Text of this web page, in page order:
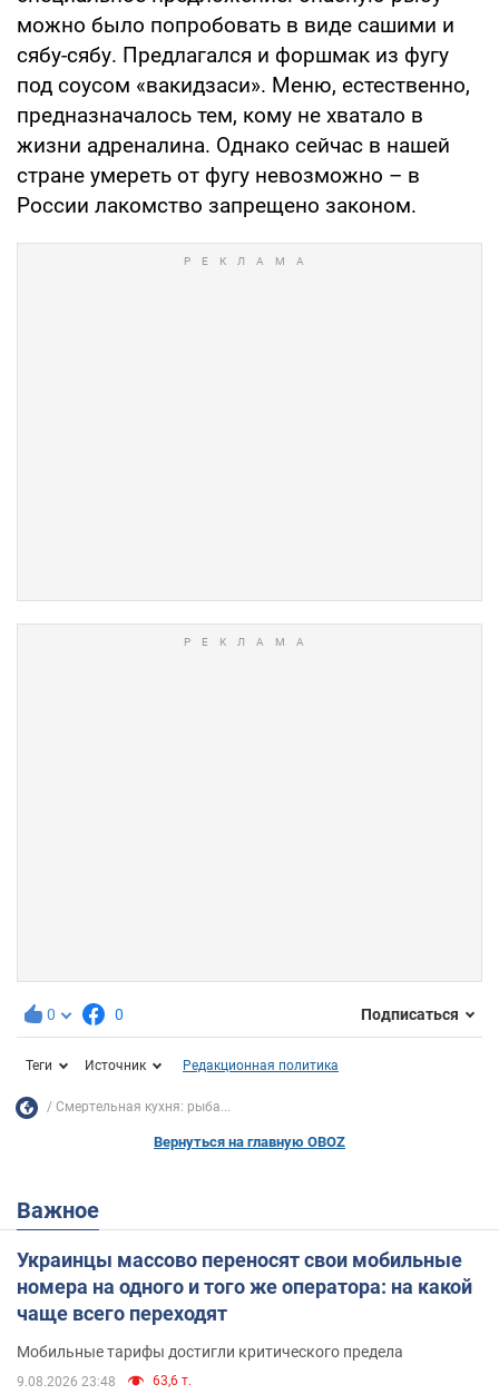
можно было попробовать в виде сашими и
сябу-сябу. Предлагался и форшмак из фугу
под соусом «вакидзаси». Меню, естественно,
предназначалось тем, кому не хватало в
жизни адреналина. Однако сейчас в нашей
стране умереть от фугу невозможно – в
России лакомство запрещено законом.
0 0 Подписаться
Теги Источник Редакционная политика
Смертельная кухня: рыба...
Вернуться на главную OBOZ
Важное
Украинцы массово переносят свои мобильные
номера на одного и того же оператора: на какой
чаще всего переходят
Мобильные тарифы достигли критического предела
9.08.2026 23:48 63,6 т.